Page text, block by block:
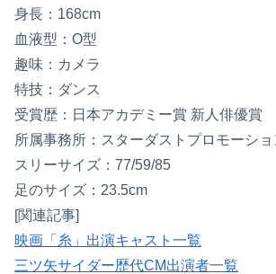
身長：168cm
血液型：O型
趣味：カメラ
特技：ダンス
受賞歴：日本アカデミー賞 新人俳優賞
所属事務所：スターダストプロモーショ
スリーサイズ：77/59/85
足のサイズ：23.5cm
[関連記事]
映画「糸」出演キャスト一覧
三ツ矢サイダー歴代CM出演者一覧